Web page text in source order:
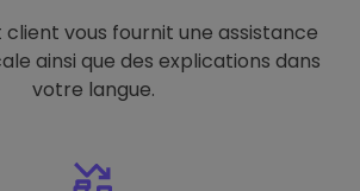
vous fournit une assistance
ainsi que des explications dans
votre langue.